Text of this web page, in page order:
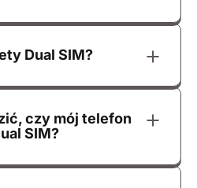
Dual SIM?
czy mój telefon
SIM?